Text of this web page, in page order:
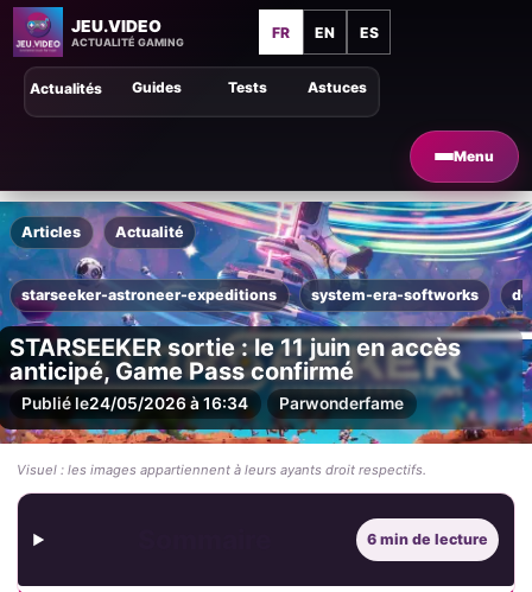
JEU.VIDEO
ACTUALITÉ GAMING
FR EN ES
Menu
Astuces
Guides Tests
Actualités
Articles Actualité
starseeker-astroneer-expeditions system-era-softworks
STARSEEKER sortie : le 11 juin en accès
anticipé, Game Pass confirmé
Publié le24/05/2026 à 16:34 Parwonderfame
Visuel : les images appartiennent à leurs ayants droit respectifs.
6 min de lecture